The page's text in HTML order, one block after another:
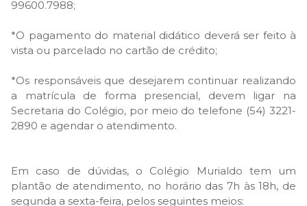
99600.7988;
*O pagamento do material didático deverá ser feito à
vista ou parcelado no cartão de crédito;
*Os responsáveis que desejarem continuar realizando
a matrícula de forma presencial, devem ligar na
Secretaria do Colégio, por meio do telefone (54) 3221-
2890 e agendar o atendimento.
Em caso de dúvidas, o Colégio Murialdo tem um
plantão de atendimento, no horário das 7h às 18h, de
segunda a sexta-feira, pelos seguintes meios: